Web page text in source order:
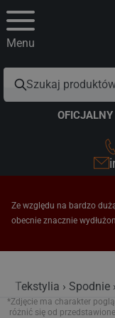
Menu
Ze względu na bardzo
obecnie znacznie
Tekstylia Spodnie
*Zdjęcie ma charakter
różnić się od